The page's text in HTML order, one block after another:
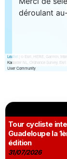
Tour cycliste
Guadeloupe la
édition
31/07/2026